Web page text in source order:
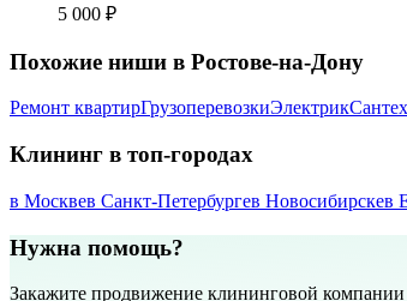
5 000 ₽
Похожие ниши в Ростове-на-Дону
Ремонт квартирГрузоперевозкиЭлектрик
Клининг в топ-городах
в Москвев Санкт-Петербургев Новосибирскев
Нужна помощь?
Закажите продвижение клининговой